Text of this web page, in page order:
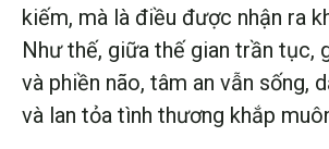
kiếm, mà là điều được nhận ra
Như thế, giữa thế gian trần tục,
và phiền não, tâm an vẫn sống,
và lan tỏa tình thương khắp